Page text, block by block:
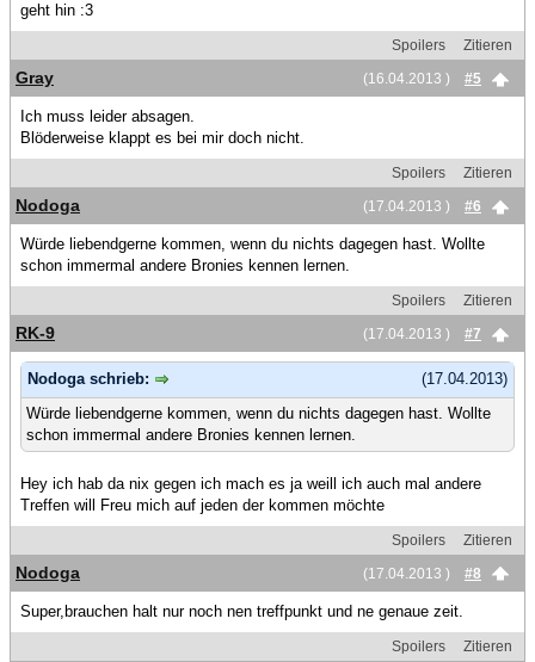
geht hin :3
Spoilers
Zitieren
(16.04.2013 )
#5
Gray
Ich muss leider absagen.
Blöderweise klappt es bei mir doch nicht.
Spoilers
Zitieren
(17.04.2013 )
#6
Nodoga
Würde liebendgerne kommen, wenn du nichts dagegen hast. Wollte
schon immermal andere Bronies kennen lernen.
Spoilers
Zitieren
(17.04.2013 )
#7
RK-9
(17.04.2013)
Nodoga schrieb:
Würde liebendgerne kommen, wenn du nichts dagegen hast. Wollte
schon immermal andere Bronies kennen lernen.
Hey ich hab da nix gegen ich mach es ja weill ich auch mal andere
Treffen will Freu mich auf jeden der kommen möchte
Spoilers
Zitieren
(17.04.2013 )
#8
Nodoga
Super,brauchen halt nur noch nen treffpunkt und ne genaue zeit.
Spoilers
Zitieren